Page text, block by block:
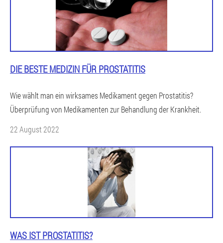
DIE BESTE MEDIZIN FÜR PROSTATITIS
Wie wählt man ein wirksames Medikament gegen Prostatitis?
Überprüfung von Medikamenten zur Behandlung der Krankheit.
22 August 2022
WAS IST PROSTATITIS?